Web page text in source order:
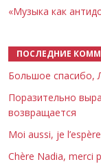
«Музыка как
ПОСЛЕДНИЕ
Большое спасибо,
Поразительно
возвращается
Moi aussi, je
Chère Nadia, merci